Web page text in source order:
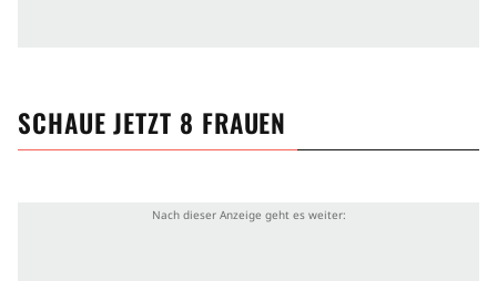
SCHAUE JETZT 8 FRAUEN